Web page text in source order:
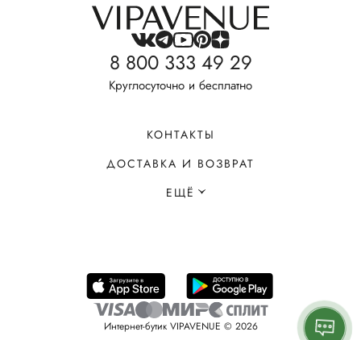
8 800 333 49 29
Круглосуточно и бесплатно
КОНТАКТЫ
ДОСТАВКА И ВОЗВРАТ
ЕЩЁ
Интернет-бутик VIPAVENUE © 2026